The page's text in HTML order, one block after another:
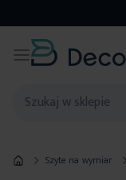
Szyte na wymiar